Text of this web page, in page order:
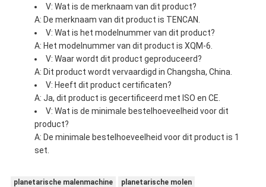
V: Wat is de merknaam van dit product?
A: De merknaam van dit product is TENCAN.
V: Wat is het modelnummer van dit product?
A: Het modelnummer van dit product is XQM-6.
V: Waar wordt dit product geproduceerd?
A: Dit product wordt vervaardigd in Changsha, China.
V: Heeft dit product certificaten?
A: Ja, dit product is gecertificeerd met ISO en CE.
V: Wat is de minimale bestelhoeveelheid voor dit
product?
A: De minimale bestelhoeveelheid voor dit product is 1
set.
planetarische malenmachine
planetarische molen